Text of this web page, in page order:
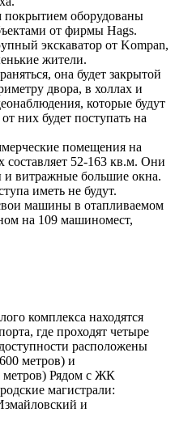
покрытием оборудованы
от фирмы Hags.
экскаватор от Kompan,
жители.
она будет закрытой
двора, в холлах и
которые будут
них будет поступать на
помещения на
составляет 52-163 кв.м. Они
витражные большие окна.
иметь не будут.
машины в отапливаемом
на 109 машиномест,
комплекса находятся
где проходят четыре
расположены
метров) и
метров) Рядом с ЖК
магистрали:
и